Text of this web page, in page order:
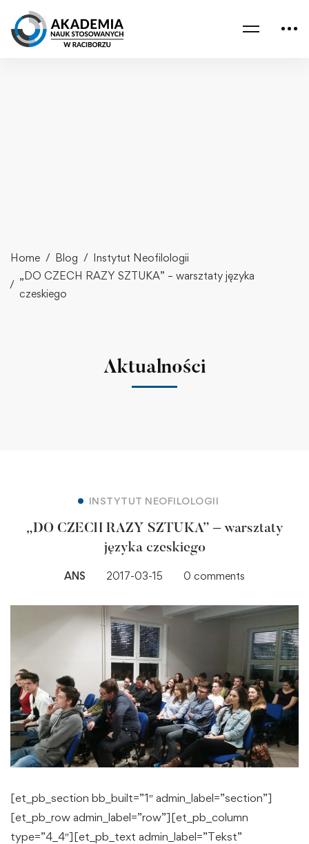
Home Blog
Instytut Neofilologii
„DO CZECH RAZY SZTUKA” – warsztaty języka
czeskiego
Aktualności
INSTYTUT NEOFILOLOGII
„DO CZECH RAZY SZTUKA” – warsztaty
języka czeskiego
ANS 2017-03-15 0 comments
[et_pb_section bb_built=”1″ admin_label=”section”]
[et_pb_row admin_label=”row”][et_pb_column
type=”4_4″][et_pb_text admin_label=”Tekst”